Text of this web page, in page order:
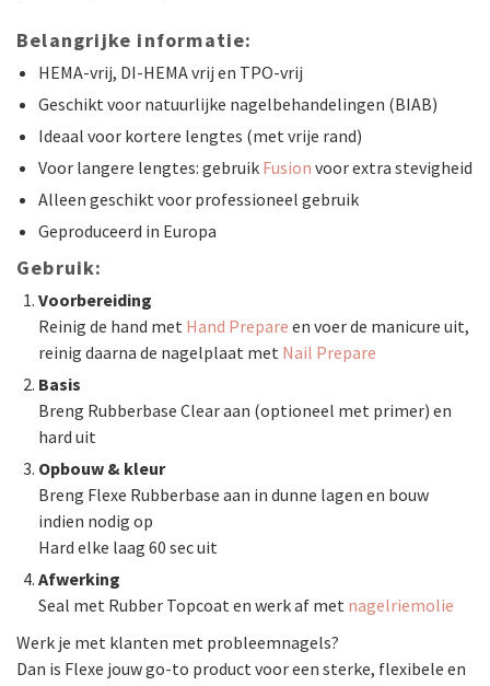
Belangrijke informatie:
HEMA-vrij, DI-HEMA vrij en TPO-vrij
Geschikt voor natuurlijke nagelbehandelingen (BIAB)
Ideaal voor kortere lengtes (met vrije rand)
Voor langere lengtes: gebruik Fusion voor extra stevigheid
Alleen geschikt voor professioneel gebruik
Geproduceerd in Europa
Gebruik:
Voorbereiding
Reinig de hand met Hand Prepare en voer de manicure uit,
reinig daarna de nagelplaat met Nail Prepare
Basis
Breng Rubberbase Clear aan (optioneel met primer) en
hard uit
Opbouw & kleur
Breng Flexe Rubberbase aan in dunne lagen en bouw
indien nodig op
Hard elke laag 60 sec uit
Afwerking
Seal met Rubber Topcoat en werk af met nagelriemolie
Werk je met klanten met probleemnagels?
Dan is Flexe jouw go-to product voor een sterke, flexibele en